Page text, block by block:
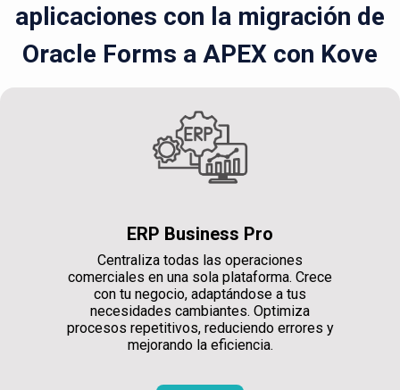
aplicaciones con la migración de
Oracle Forms a APEX con Kove
ERP Business Pro
Centraliza todas las operaciones
comerciales en una sola plataforma. Crece
con tu negocio, adaptándose a tus
necesidades cambiantes. Optimiza
procesos repetitivos, reduciendo errores y
mejorando la eficiencia.